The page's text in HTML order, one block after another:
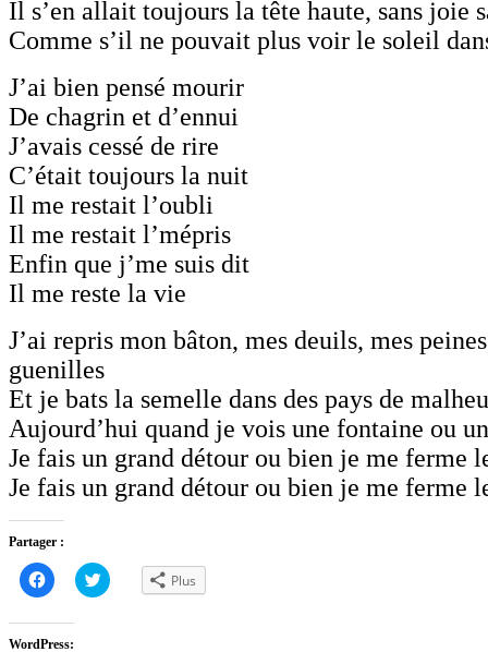
Il s’en allait toujours la tête haute, sans joie
Comme s’il ne pouvait plus voir le soleil
J’ai bien pensé mourir
De chagrin et d’ennui
J’avais cessé de rire
C’était toujours la nuit
Il me restait l’oubli
Il me restait l’mépris
Enfin que j’me suis dit
Il me reste la vie
J’ai repris mon bâton, mes deuils, mes
guenilles
Et je bats la semelle dans des pays de
Aujourd’hui quand je vois une fontaine ou
Je fais un grand détour ou bien je me ferme
Je fais un grand détour ou bien je me ferme
Partager :
Cliquez
pour
partager
Facebook(ouvre
dans
Cliquez
pour Plus
WordPress: